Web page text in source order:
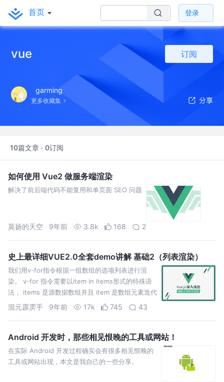
首页 登录
vue 订阅
garming
更多收藏集
10篇文章 · 0订阅
如何使用 Vue2 做服务端渲染
解决了前后端代码不能复用和单页面 SEO 问题
莫扬的天空 9年前 3.8k 168 2
史上最详细VUE2.0全套demo讲解 基础2（列表渲染）
我们用v-for指令根据一组数组的选项列表进行渲
染。 v-for 指令需要以item in items形式的特殊语
法， items 是源数据数组并且 item 是数组元素迭代
的别名。 如果我们不想多创节点，又不想让p元素做
混元霹雳手 9年前 17k 745 43
Android 开发时，那些相见恨晚的工具或网站！
在实际 Android 开发过程确实会有很多相见恨晚的
工具或网站出现，本文是我自己的一些分享。